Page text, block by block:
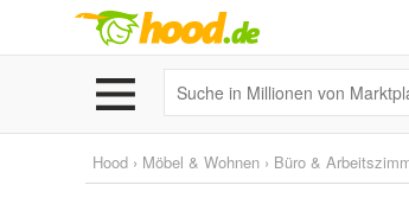
Hood › Möbel & Wohnen › Büro &